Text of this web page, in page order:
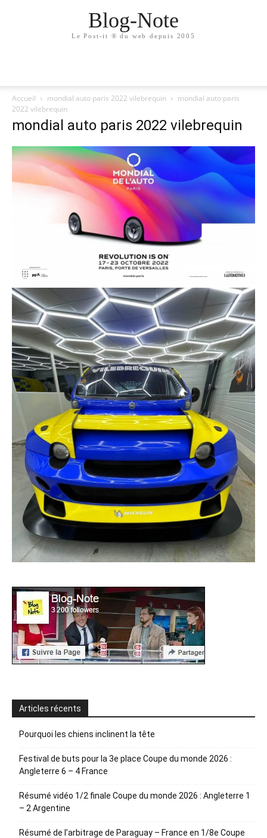
Blog-Note
Le Post-it ® du web depuis 2005
Accueil mondial auto paris 2022 vilebrequin
mondial auto paris
2022 vilebrequin
mondial auto paris 2022 vilebrequin
Articles récents
Pourquoi les chiens inclinent la tête
Festival de buts pour la 3e place Coupe du monde 2026 :
Angleterre 6 – 4 France
Résumé vidéo 1/2 finale Coupe du monde 2026 : Angleterre 1
– 2 Argentine
Résumé de l’arbitrage de Paraguay – France en 1/8e Coupe